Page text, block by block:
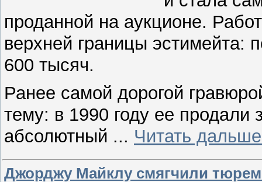
проданной на аукционе.
верхней границы эстимейта:
600 тысяч.
Ранее самой дорогой
тему: в 1990 году ее
абсолютный ... Читать
Джорджу Майклу смягчили